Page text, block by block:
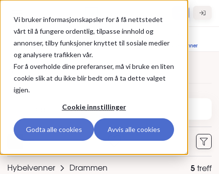
Vi bruker informasjonskapsler for å få nettstedet
vårt til å fungere ordentlig, tilpasse innhold og
annonser, tilby funksjoner knyttet til sosiale medier
og analysere trafikken vår.
For å overholde dine preferanser, må vi bruke en liten
cookie slik at du ikke blir bedt om å ta dette valget
igjen.
Cookie innstillinger
Godta alle cookies Avvis alle cookies
Bolig til leie Leietakere Hybelvenner
Annonser
Hybelvenner Drammen 5treff